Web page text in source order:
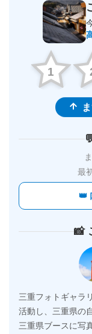
1
最
👑
📸
三重フォトギャラ
活動し、三重県の
三重県ブースに写